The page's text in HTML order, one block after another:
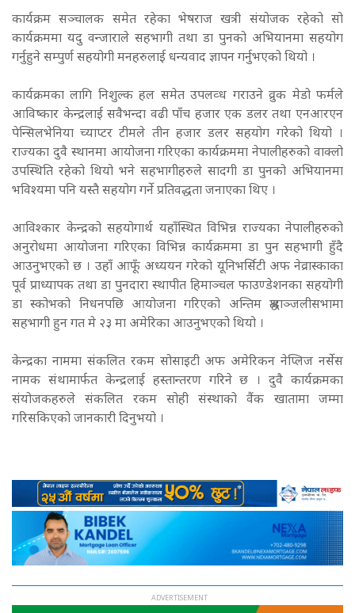
कार्यक्रम सञ्चालक समेत रहेका भेषराज खत्री संयोजक रहेको सो
कार्यक्रममा यदु वन्जाराले सहभागी तथा डा पुनको अभियानमा सहयोग
गर्नुहुने सम्पुर्ण सहयोगी मनहरुलाई धन्यवाद ज्ञापन गर्नुभएको थियो ।
कार्यक्रमका लागि निशुल्क हल समेत उपलव्ध गराउने व्रुक मेडो फर्मले
आविष्कार केन्द्रलाई सवैभन्दा वढी पाँच हजार एक डलर तथा एनआरएन
पेन्सिलभेनिया च्याप्टर टीमले तीन हजार डलर सहयोग गरेको थियो ।
राज्यका दुवै स्थानमा आयोजना गरिएका कार्यक्रममा नेपालीहरुको वाक्लो
उपस्थिति रहेको थियो भने सहभागीहरुले सादगी डा पुनको अभियानमा
भविश्यमा पनि यस्तै सहयोग गर्ने प्रतिवद्धता जनाएका थिए ।
आविश्कार केन्द्रको सहयोगार्थ यहाँस्थित विभिन्न राज्यका नेपालीहरुको
अनुरोधमा आयोजना गरिएका विभिन्न कार्यक्रममा डा पुन सहभागी हुँदै
आउनुभएको छ । उहाँ आफूँ अध्ययन गरेको यूनिभर्सिटी अफ नेव्रास्काका
पूर्व प्राध्यापक तथा डा पुनदारा स्थापीत हिमाञ्चल फाउण्डेशनका सहयोगी
डा स्कोभको निधनपछि आयोजना गरिएको अन्तिम श्रद्धाञ्जलीसभामा
सहभागी हुन गत मे २३ मा अमेरिका आउनुभएको थियो ।
केन्द्रका नाममा संकलित रकम सोसाइटी अफ अमेरिकन नेप्लिज नर्सेस
नामक संथामार्फत केन्द्रलाई हस्तान्तरण गरिने छ । दुवै कार्यक्रमका
संयोजकहरुले संकलित रकम सोही संस्थाको वैंक खातामा जम्मा
गरिसकिएको जानकारी दिनुभयो ।